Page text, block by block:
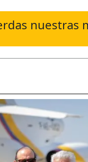
nuestras